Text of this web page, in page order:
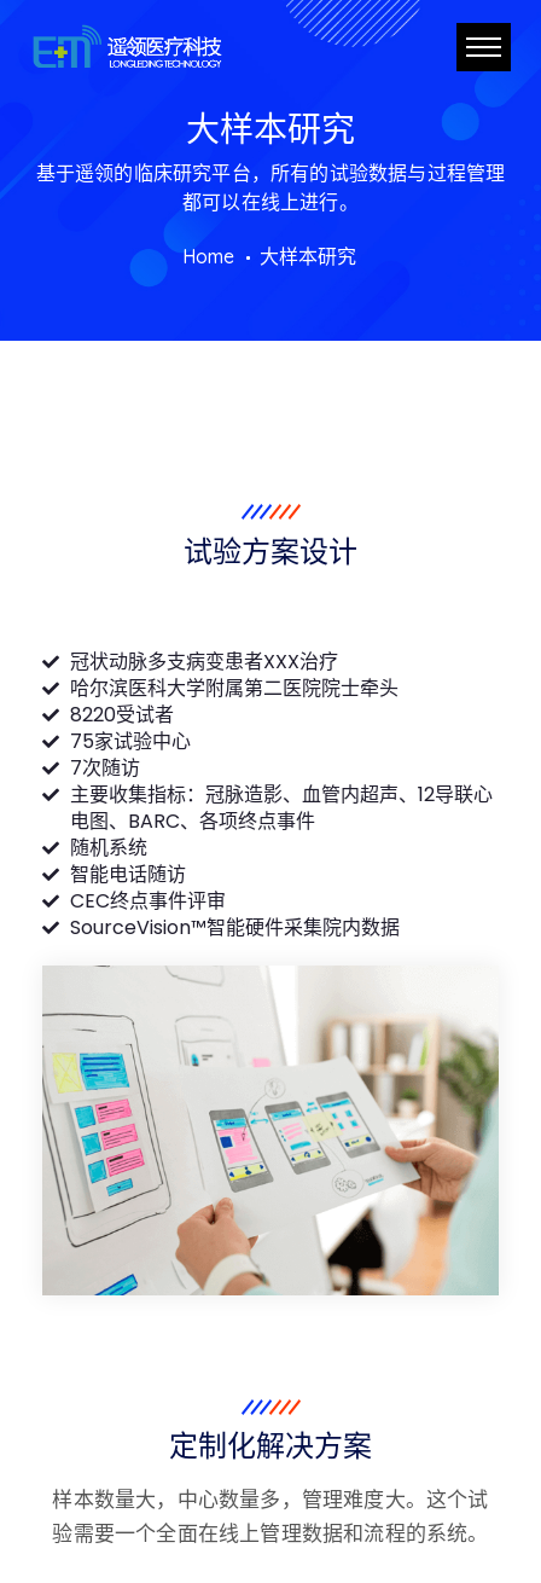
大样本研究
基于遥领的临床研究平台，所有的试验数据与过程管理
都可以在线上进行。
Home 大样本研究
试验方案设计
冠状动脉多支病变患者XXX治疗
哈尔滨医科大学附属第二医院院士牵头
8220受试者
75家试验中心
7次随访
主要收集指标：冠脉造影、血管内超声、12导联心
电图、BARC、各项终点事件
随机系统
智能电话随访
CEC终点事件评审
SourceVision™智能硬件采集院内数据
定制化解决方案
样本数量大，中心数量多，管理难度大。这个试
验需要一个全面在线上管理数据和流程的系统。